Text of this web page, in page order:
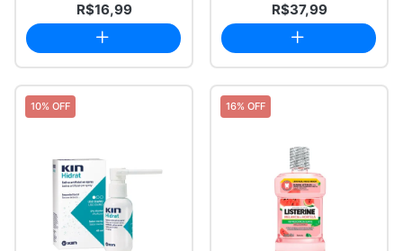
R$16,99 R$37,99
10% OFF 16% OFF